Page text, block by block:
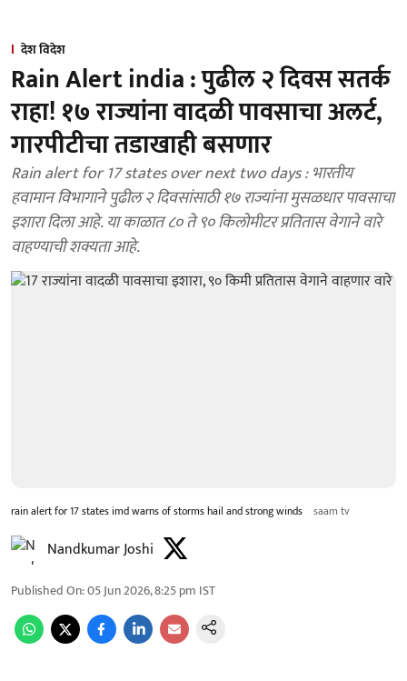
देश विदेश
Rain Alert india : पुढील २ दिवस सतर्क
राहा! १७ राज्यांना वादळी पावसाचा अलर्ट,
गारपीटीचा तडाखाही बसणार
Rain alert for 17 states over next two days : भारतीय
हवामान विभागाने पुढील २ दिवसांसाठी १७ राज्यांना मुसळधार पावसाचा
इशारा दिला आहे. या काळात ८० ते ९० किलोमीटर प्रतितास वेगाने वारे
वाहण्याची शक्यता आहे.
rain alert for 17 states imd warns of storms hail and strong winds saam tv
Nandkumar Joshi
Published On:05 Jun 2026, 8:25 pm IST